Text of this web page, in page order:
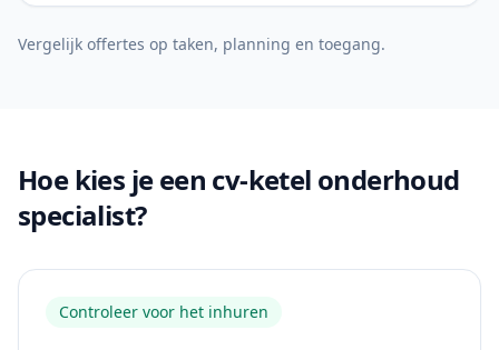
Vergelijk offertes op taken, planning en toegang.
Hoe kies je een cv-ketel onderhoud
specialist?
Controleer voor het inhuren